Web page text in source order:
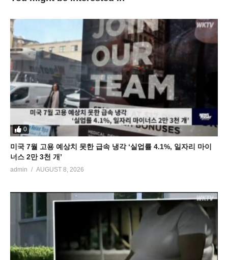
0
미국 7월 고용 예상치 못한 급속 냉각 ‘실업률 4.1%, 일자리 마이
너스 2만 3천 개’
admin AUGUST 8, 2026